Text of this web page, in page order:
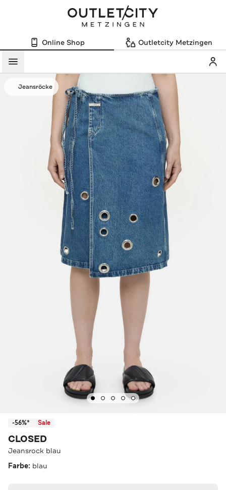
Online Shop Outletcity Metzingen
Menü
Jeansröcke
-56%* Sale
CLOSED
Jeansrock blau
Farbe: blau